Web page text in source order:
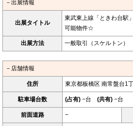
－出展情報
出展タイトル
東武東上線「ときわ台駅
可能物件☆
出展方法 一般取引（スケルトン）
－店舗情報
住所 東京都板橋区 南常盤台1
駐車場台数 (占有) −台 (共有) −台
前面道路 −